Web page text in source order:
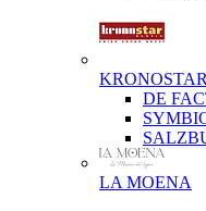
KRONOSTAR
DE
LA MOENA